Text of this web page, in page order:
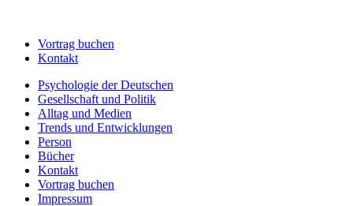
Vortrag buchen
Kontakt
Psychologie der Deutschen
Gesellschaft und Politik
Alltag und Medien
Trends und Entwicklungen
Person
Bücher
Kontakt
Vortrag buchen
Impressum